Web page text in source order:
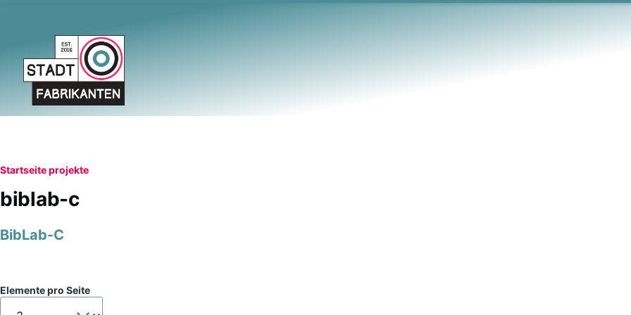
Pfadnavigation
Startseiteprojekte
biblab-c
BibLab-C
Elemente pro Seite